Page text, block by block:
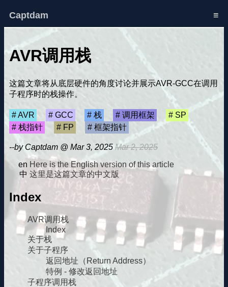
Captdam ≡
AVR调用栈
这篇文章将从底层硬件的角度讨论并展示AVR-GCC在调用
子程序时的栈操作。
AVR GCC 栈 调用框架
SP
栈指针
FP 框架指针
--by Captdam @ Mar 3, 2025 Mar 2, 2025
Here is the English version of this article
这里是这篇文章的中文版
Index
AVR调用栈
Index
关于栈
关于子程序
返回地址（Return Address）
特例 - 修改返回地址
子程序调用栈